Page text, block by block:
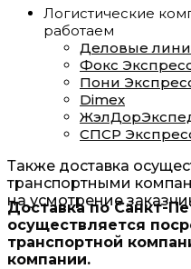
Логистические
работаем
Деловые
Фокс
Пони
Dimex
СПСР
Также доставка
транспортными
на усмотрение
Доставка по Санкт-
осуществляется
транспортной
компании.